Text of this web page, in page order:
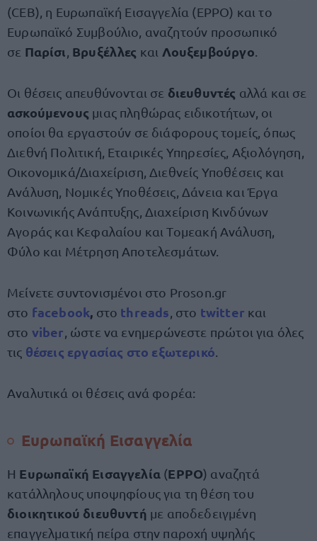
(CEB), η Ευρωπαϊκή Εισαγγελία (EPPO) και το
Ευρωπαϊκό Συμβούλιο, αναζητούν προσωπικό
σε Παρίσι Βρυξέλλες και Λουξεμβούργο
Οι θέσεις απευθύνονται σε διευθυντές αλλά και σε
ασκούμενους μιας πληθώρας ειδικοτήτων, οι
οποίοι θα εργαστούν σε διάφορους τομείς, όπως
Διεθνή Πολιτική, Εταιρικές Υπηρεσίες, Αξιολόγηση,
Οικονομικά/Διαχείριση, Διεθνείς Υποθέσεις και
Ανάλυση, Νομικές Υποθέσεις, Δάνεια και Έργα
Κοινωνικής Ανάπτυξης, Διαχείριση Κινδύνων
Αγοράς και Κεφαλαίου και Τομεακή Ανάλυση,
Φύλο και Μέτρηση Αποτελεσμάτων.
Μείνετε συντονισμένοι στο Proson.gr
στο facebook, στο threads , στο twitter και
στο viber , ώστε να ενημερώνεστε πρώτοι για όλες
τις θέσεις εργασίας στο εξωτερικό
Αναλυτικά οι θέσεις ανά φορέα:
Ευρωπαϊκή Εισαγγελία
Η Ευρωπαϊκή Εισαγγελία (EPPO) αναζητά
κατάλληλους υποψηφίους για τη θέση του
διοικητικού διευθυντή με αποδεδειγμένη
επαγγελματική πείρα στην παροχή υψηλής